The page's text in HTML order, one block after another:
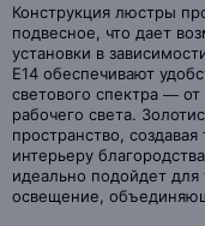
Конструкция люстры
подвесное, что дает
установки в
Е14 обеспечивают
светового спектра —
рабочего света.
пространство,
интерьеру
идеально подойдет
освещение,